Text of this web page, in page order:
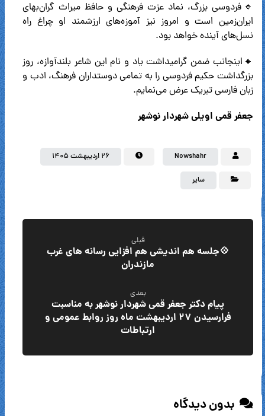
🔹فردوسی بزرگ، نماد عزت فرهنگی و حافظ میراث گران‌بهای
ایران‌زمین است و امروز نیز آموزه‌های ارزشمند او چراغ راه
نسل‌های آینده خواهد بود.
🔸اینجانب ضمن گرامیداشت یاد و نام این شاعر بلندآوازه، روز
بزرگداشت حکیم فردوسی را به تمامی دوستداران فرهنگ، ادب و
زبان فارسی تبریک عرض می‌نمایم.
جعفر قمی اویلی شهردار نوشهر
Nowshahr ۲۶ اردیبهشت ۱۴۰۵
سایر
قبلی
💠جلسه هم اندیشی هم افزایی رسانه های غرب
مازندران
بعدی
پیام دکتر جعفر قمی شهردار نوشهر به مناسبت
فرارسیدن ۲۷ اردیبهشت ماه روز روابط عمومی و
ارتباطات
بدون دیدگاه